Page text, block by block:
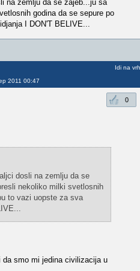
na zemlju da se zajeb...ju sa
godina da se sepure po
I DON'T BELIVE...
2011 00:47
Idi na vrh
0
dosli na zemlju da se
nekoliko milki svetlosnih
to vazi uopste za sva
smo mi jedina civilizacija u